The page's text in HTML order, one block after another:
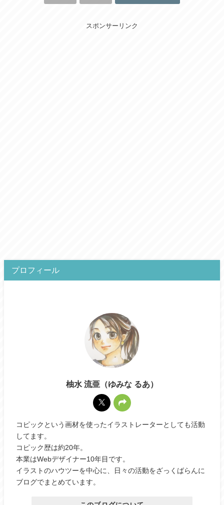
スポンサーリンク
プロフィール
柚水 流亜（ゆみな るあ）
コピックという画材を使ったイラストレーターとしても活動
してます。
コピック歴は約20年。
本業はWebデザイナー10年目です。
イラストのハウツーを中心に、日々の活動をざっくばらんに
ブログでまとめています。